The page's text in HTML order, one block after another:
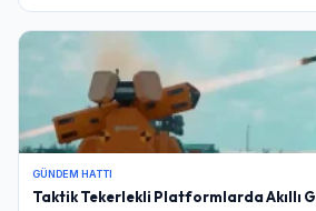
GÜNDEM HATTI
Taktik Tekerlekli Platformlarda Akıllı